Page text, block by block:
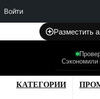
Войти
Разместить
Сэкономили
КАТЕГОРИИ